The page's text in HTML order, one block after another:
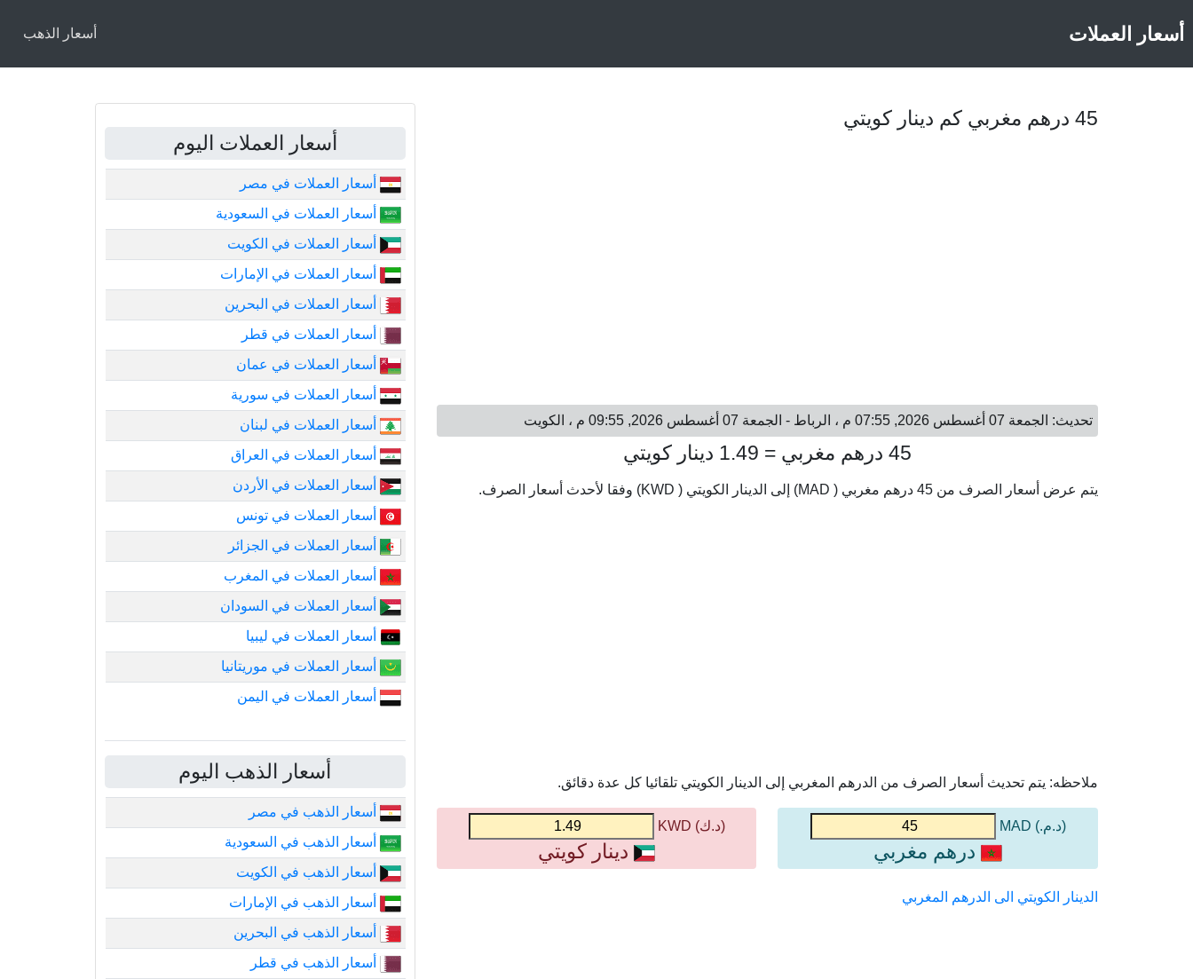
أسعار العملات أسعار الذهب
45 درهم مغربي كم دينار كويتي
تحديث: الجمعة 07 أغسطس 2026, 07:55 م ، الرباط - الجمعة 07 أغسطس 2026, 09:55 م ، الكويت
45 درهم مغربي = 1.49 دينار كويتي
يتم عرض أسعار الصرف من 45 درهم مغربي ( MAD) إلى الدينار الكويتي ( KWD) وفقا لأحدث أسعار الصرف.
ملاحظه: يتم تحديث أسعار الصرف من الدرهم المغربي إلى الدينار الكويتي تلقائيا كل عدة دقائق.
(د.م.) MAD
درهم مغربي
(د.ك) KWD
دينار كويتي
الدينار الكويتي الى الدرهم المغربي
أسعار العملات اليوم
أسعار العملات في مصر
أسعار العملات في السعودية
أسعار العملات في الكويت
أسعار العملات في الإمارات
أسعار العملات في البحرين
أسعار العملات في قطر
أسعار العملات في عمان
أسعار العملات في سورية
أسعار العملات في لبنان
أسعار العملات في العراق
أسعار العملات في الأردن
أسعار العملات في تونس
أسعار العملات في الجزائر
أسعار العملات في المغرب
أسعار العملات في السودان
أسعار العملات في ليبيا
أسعار العملات في موريتانيا
أسعار العملات في اليمن
أسعار الذهب اليوم
أسعار الذهب في مصر
أسعار الذهب في السعودية
أسعار الذهب في الكويت
أسعار الذهب في الإمارات
أسعار الذهب في البحرين
أسعار الذهب في قطر